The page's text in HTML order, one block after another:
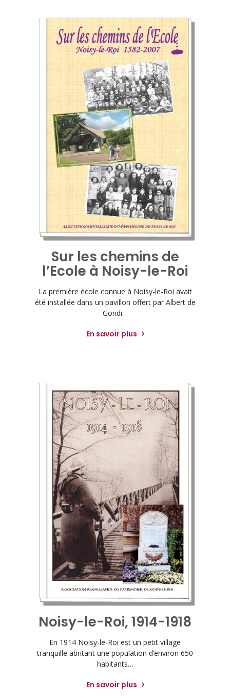
Sur les chemins de
l’Ecole à Noisy-le-Roi
La première école connue à Noisy-le-Roi avait
été installée dans un pavillon offert par Albert de
Gondi…
En savoir plus
Noisy-le-Roi, 1914-1918
En 1914 Noisy-le-Roi est un petit village
tranquille abritant une population d’environ 650
habitants…
En savoir plus